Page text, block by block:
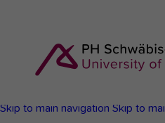
Skip to main navigation Skip to